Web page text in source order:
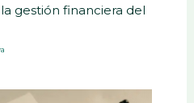
gestión financiera del